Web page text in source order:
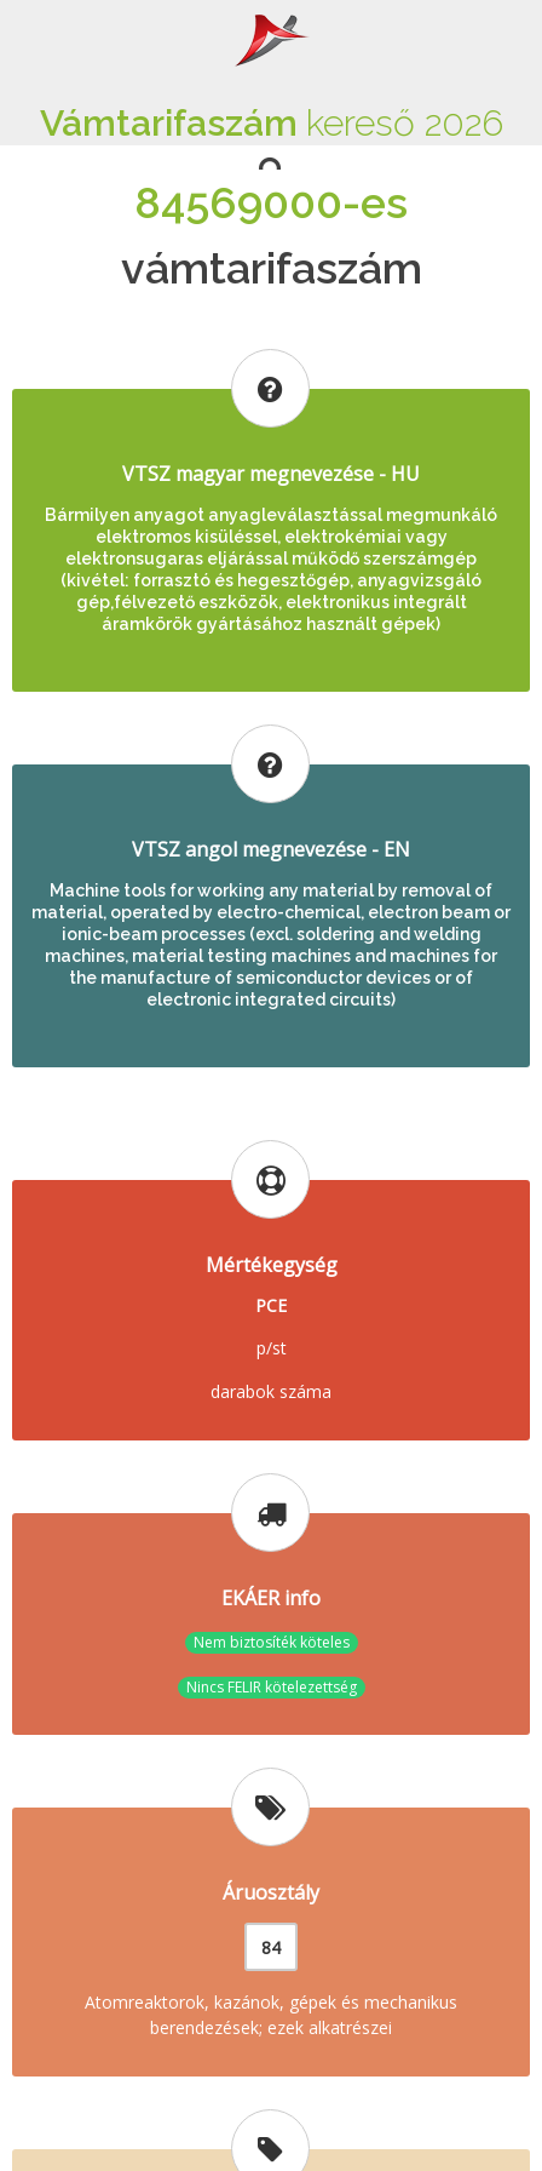
Vámtarifaszám kereső 2026
84569000-es
vámtarifaszám
VTSZ magyar megnevezése - HU
Bármilyen anyagot anyagleválasztással megmunkáló
elektromos kisüléssel, elektrokémiai vagy
elektronsugaras eljárással működő szerszámgép
(kivétel: forrasztó és hegesztőgép, anyagvizsgáló
gép,félvezető eszközök, elektronikus integrált
áramkörök gyártásához használt gépek)
VTSZ angol megnevezése - EN
Machine tools for working any material by removal of
material, operated by electro-chemical, electron beam or
ionic-beam processes (excl. soldering and welding
machines, material testing machines and machines for
the manufacture of semiconductor devices or of
electronic integrated circuits)
Mértékegység
PCE
p/st
darabok száma
EKÁER info
Nem biztosíték köteles
Nincs FELIR kötelezettség
Áruosztály
84
Atomreaktorok, kazánok, gépek és mechanikus
berendezések; ezek alkatrészei